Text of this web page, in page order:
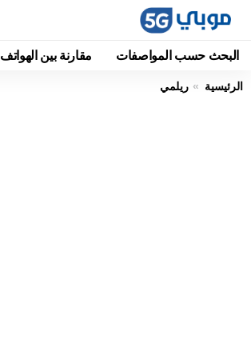
البحث حسب المواصفات مقارنة بين الهواتف
الرئيسية ريلمي